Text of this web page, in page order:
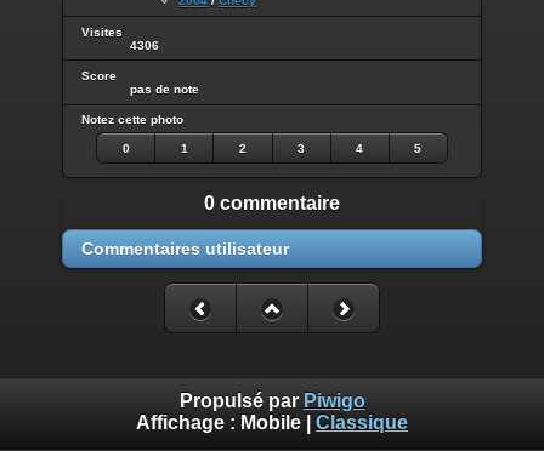
Visites
4306
Score
pas de note
Notez cette photo
0 1 2 3 4 5
0 commentaire
Commentaires utilisateur
Propulsé par Piwigo
Affichage : Mobile Classique